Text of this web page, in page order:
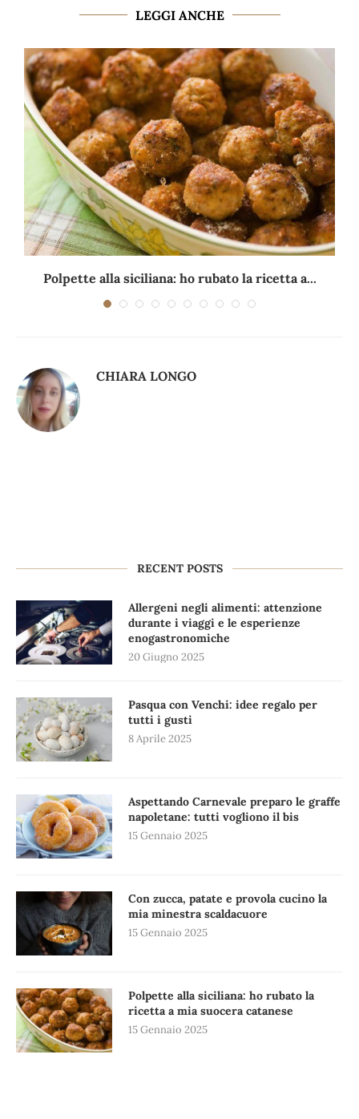
LEGGI ANCHE
Polpette alla siciliana: ho rubato la ricetta a...
CHIARA LONGO
RECENT POSTS
Allergeni negli alimenti: attenzione
durante i viaggi e le esperienze
enogastronomiche
20 Giugno 2025
Pasqua con Venchi: idee regalo per
tutti i gusti
8 Aprile 2025
Aspettando Carnevale preparo le graffe
napoletane: tutti vogliono il bis
15 Gennaio 2025
Con zucca, patate e provola cucino la
mia minestra scaldacuore
15 Gennaio 2025
Polpette alla siciliana: ho rubato la
ricetta a mia suocera catanese
15 Gennaio 2025